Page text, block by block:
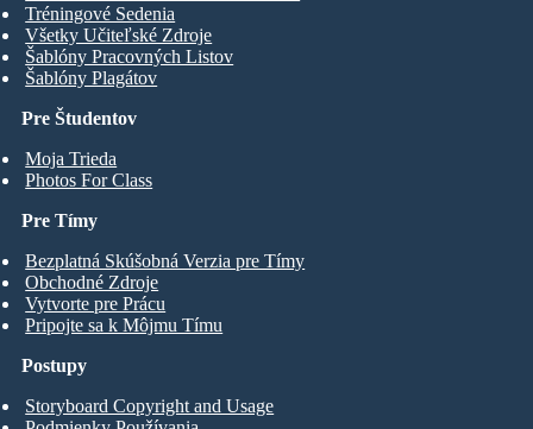
Pre Študentov
Moja Trieda
Photos For Class
Tréningové Sedenia
Všetky Učiteľské Zdroje
Šablóny Pracovných Listov
Šablóny Plagátov
Pre Tímy
Bezplatná Skúšobná Verzia pre Tímy
Obchodné Zdroje
Vytvorte pre Prácu
Pripojte sa k Môjmu Tímu
Postupy
Storyboard Copyright and Usage